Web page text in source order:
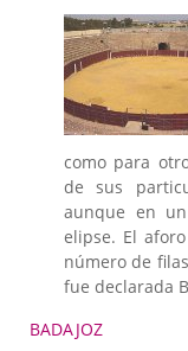
como para
de sus
aunque en
elipse. El
número de
fue declarada
BADAJOZ